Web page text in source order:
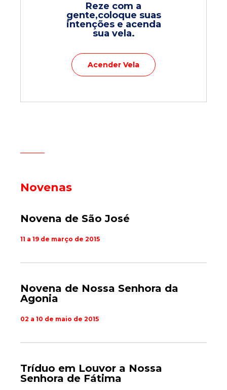
Novenas
Novena de São José
11 a 19 de março de 2015
Novena de Nossa Senhora da
Agonia
02 a 10 de maio de 2015
Tríduo em Louvor a Nossa
Senhora de Fátima
Reze com a
gente,coloque suas
intenções e acenda
sua vela.
Acender Vela